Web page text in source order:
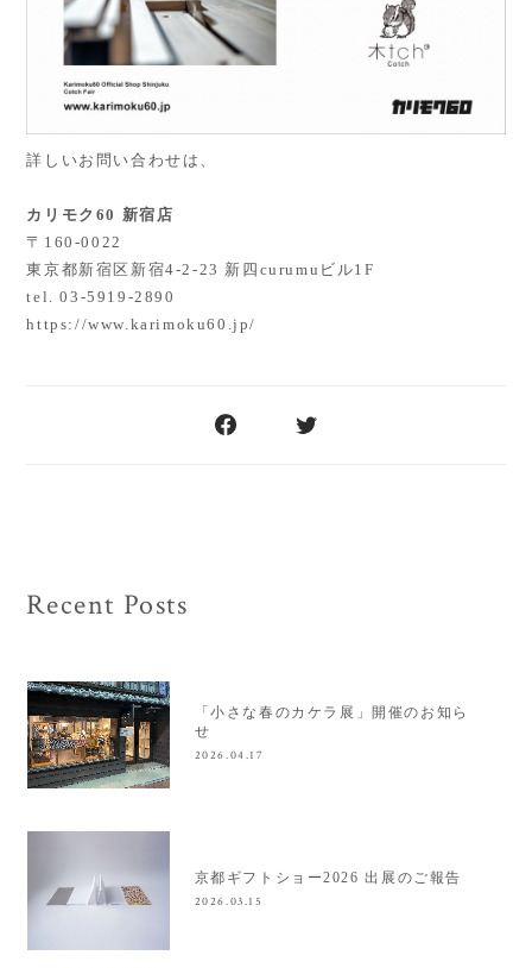
詳しいお問い合わせは、
カリモク60 新宿店
〒160-0022
東京都新宿区新宿4-2-23 新四curumuビル1F
tel. 03-5919-2890
https://www.karimoku60.jp/
Recent Posts
「小さな春のカケラ展」開催のお知ら
せ
2026.04.17
京都ギフトショー2026 出展のご報告
2026.03.15